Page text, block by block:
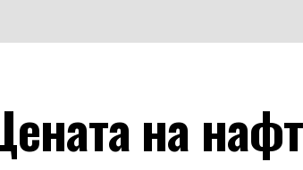
на